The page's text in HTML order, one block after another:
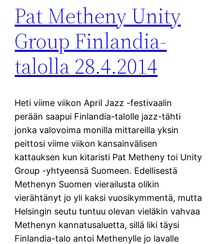
Pat Metheny Unity
Group Finlandia-
talolla 28.4.2014
Heti viime viikon April Jazz -festivaalin
perään saapui Finlandia-talolle jazz-tähti
jonka valovoima monilla mittareilla yksin
peittosi viime viikon kansainvälisen
kattauksen kun kitaristi Pat Metheny toi Unity
Group -yhtyeensä Suomeen. Edellisestä
Methenyn Suomen vierailusta olikin
vierähtänyt jo yli kaksi vuosikymmentä, mutta
Helsingin seutu tuntuu olevan vieläkin vahvaa
Methenyn kannatusaluetta, sillä liki täysi
Finlandia-talo antoi Methenylle jo lavalle